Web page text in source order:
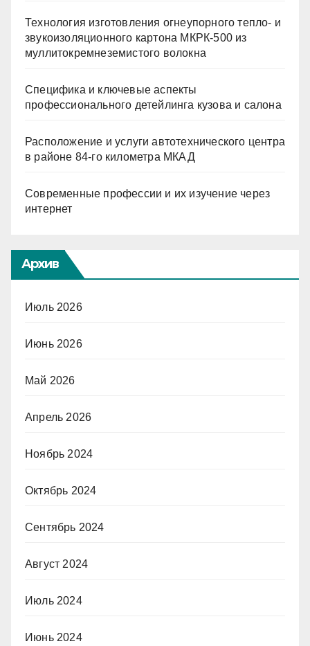
Технология изготовления огнеупорного тепло- и
звукоизоляционного картона МКРК-500 из
муллитокремнеземистого волокна
Специфика и ключевые аспекты
профессионального детейлинга кузова и салона
Расположение и услуги автотехнического центра
в районе 84-го километра МКАД
Современные профессии и их изучение через
интернет
Архив
Июль 2026
Июнь 2026
Май 2026
Апрель 2026
Ноябрь 2024
Октябрь 2024
Сентябрь 2024
Август 2024
Июль 2024
Июнь 2024